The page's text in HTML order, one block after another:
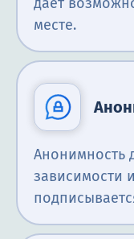
месте.
Анонимность
зависимости